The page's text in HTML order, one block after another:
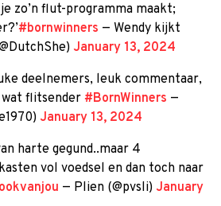
zo’n flut-programma maakt;
#bornwinners — Wendy kijkt
January 13, 2024
deelnemers, leuk commentaar,
flitsender #BornWinners —
January 13, 2024
harte gegund..maar 4
vol voedsel en dan toch naar
— Plien (@pvsli) January